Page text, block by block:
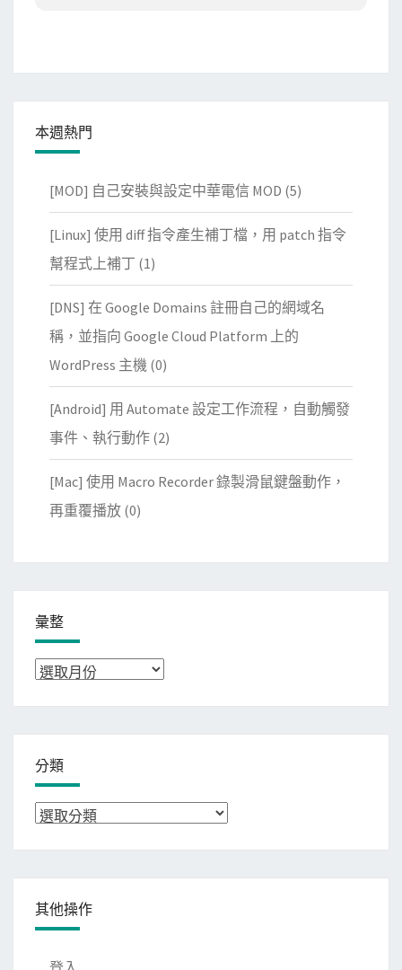
本週熱門
[MOD] 自己安裝與設定中華電信 MOD (5)
[Linux] 使用 diff 指令產生補丁檔，用 patch 指令
幫程式上補丁 (1)
[DNS] 在 Google Domains 註冊自己的網域名
稱，並指向 Google Cloud Platform 上的
WordPress 主機 (0)
[Android] 用 Automate 設定工作流程，自動觸發
事件、執行動作 (2)
[Mac] 使用 Macro Recorder 錄製滑鼠鍵盤動作，
再重覆播放 (0)
彙整
彙
分類
分
其他操作